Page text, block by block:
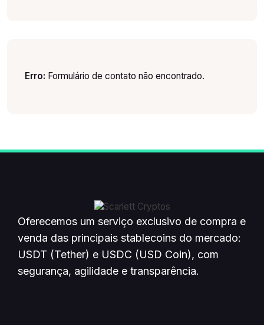
Erro: Formulário de contato não encontrado.
Oferecemos um serviço exclusivo de compra e
venda das principais stablecoins do mercado:
USDT (Tether) e USDC (USD Coin), com
segurança, agilidade e transparência.